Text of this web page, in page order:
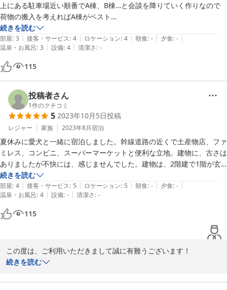
上にある駐車場近い順番でA棟、B棟…と会談を降りていく作りなので
荷物の搬入を考えればA棟がベスト
になります。B棟利用しましたが玄関からしか搬入できないのでせめて
お勝手口が開けられれば便利だと思いました。玄関口にはお風呂とトイ
レがあり２Fに上がったところに２部屋とダイニングキッチンの作りな
ので降ろした荷物をまた上げることになるからです。ペット同伴の旅行
や夏場の海水浴に向かうお子様連れの旅行の拠点には炊事も十分できる
し、非常にお値打ち価格なので再度利用いたしたく。
続きを読む
部屋: 3 | 接客・サービス: 4 | ロケーション: 4 | 朝食: - | 夕食: - |
温泉・お風呂: 3 | 設備: 4 | 清潔さ: -
115
投稿者さん
1件のクチコミ
5 2023年10月5日投稿
レジャー 家族 2023年8月宿泊
夏休みに愛犬と一緒に宿泊しました。幹線道路の近くで土産物店、ファ
ミレス、コンビニ、スーパーマーケットと便利な立地。建物に、古さは
ありましたが不快には、感じませんでした。建物は、2階建で1階が玄
関、トイレ、お風呂の間取り。宿泊室は2階になっています。近くの公
共温泉施設(車で5分くらいだったかと)の割引利用券をいただけたの
で、宿泊中は、毎回温泉利用しました。混み合ってなく快適でした。簡
易キッチンに食器や調理器具が備えてあり、滞在中は自炊可能。簡易と
の事でしたが、調理器具や食器は、どんな料理にも対応できそうな品揃
えでした。愛犬も自宅にいるように寛げてのびのびと過ごす事ができま
した。ペット対応なため、全室フローリングなのは、仕方ないのです
が、床に直接に布団を敷くので冬場は、就寝中冷えるかも…と思いまし
た。
続きを読む
部屋: 4 | 接客・サービス: 5 | ロケーション: 5 | 朝食: - | 夕食: - |
温泉・お風呂: 4 | 設備: - | 清潔さ: -
115
この度は、ご利用いただきまして誠に有難うございます！
ペット対応で全室フローリング貼りになって居ますが、春にリフォ
場でも暖房を付けて頂ければ、熱が逃げずに暖かくお過ごし頂ける
続きを読む